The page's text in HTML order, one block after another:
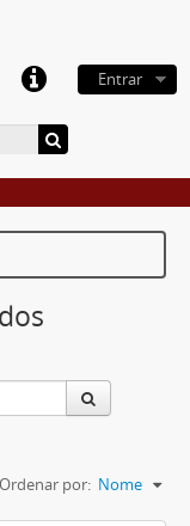
Entrar
Ordenar por: Nome